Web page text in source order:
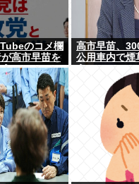
のコメ欄
高市早苗を
うwww
高市早苗、
公用車内で煙